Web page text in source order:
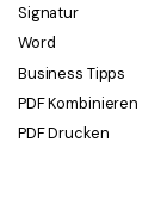
Signatur
Word
Business Tipps
PDF Kombinieren
PDF Drucken